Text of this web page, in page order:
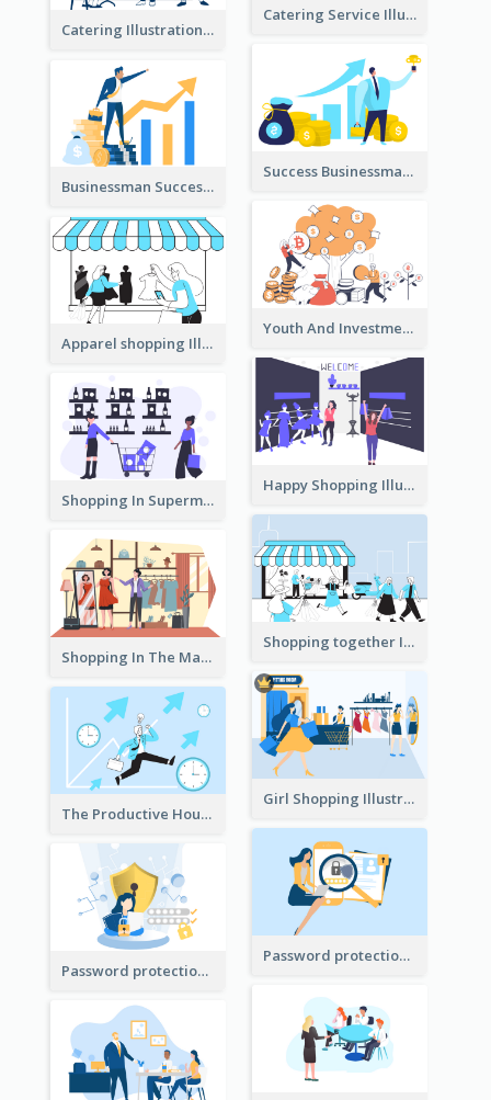
Catering Service Illustration
Catering Illustration
Success Businessman Illustration
Businessman Success Illustration
Youth And Investment Illustration
Apparel shopping Illustration
Happy Shopping Illustration
Shopping In Supermarket Illustration
Shopping together Illustration
Shopping In The Mall Illustration
Girl Shopping Illustration
The Productive Hours
Password protection Illustration 2
Password protection Illustration